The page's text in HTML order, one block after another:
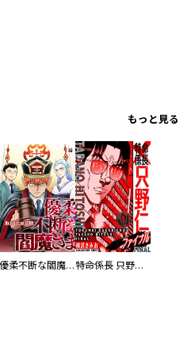
もっと見る
優柔不断な閻魔さま 特命係長 只野仁ファイナル 愛蔵版